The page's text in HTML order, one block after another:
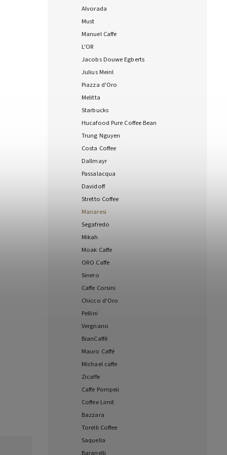
Alvorada
Must
Manuel Caffe
L'OR
Jacobs Douwe Egberts
Julius Meinl
Piazza d'Oro
Melitta
Starbucks
Hucafood Pure Coffee Bean
Trung Nguyen
Costa Coffee
Dallmayr
Passalacqua
Davidoff
Stretto Coffee
Manaresi
Segafredo
Mikah
Moak Caffe
ORO Caffe
Sinero
Caffe Corsini
Chicco d'Oro
Pellini
Vergnano
BianCaffé
Mauro Caffé
Michael caffe
Zicaffe
Caffe Pompeii
Coffee Limit
Bazzara
Torelli Coffee
Saquella
Baranelli